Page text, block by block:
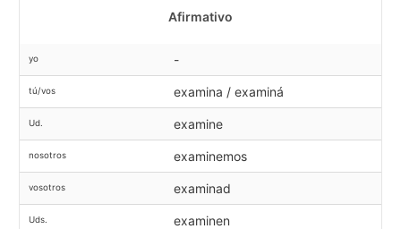
Afirmativo
yo -
tú/vos examina / examiná
Ud. examine
nosotros examinemos
vosotros examinad
Uds. examinen